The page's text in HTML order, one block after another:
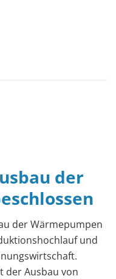
der
der Wärmepumpen
und
der Ausbau von